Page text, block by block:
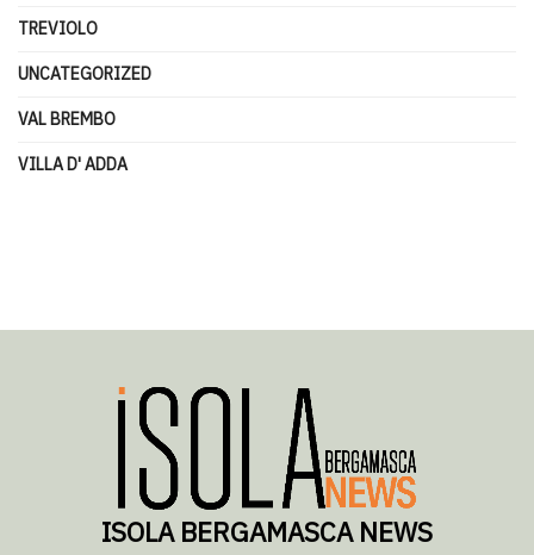
TREVIOLO
UNCATEGORIZED
VAL BREMBO
VILLA D' ADDA
ISOLA BERGAMASCA NEWS